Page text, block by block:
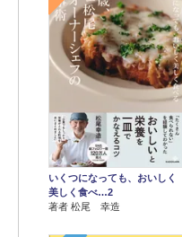
いくつになっても、おいしく
美しく食べ…2
著者 松尾 幸造